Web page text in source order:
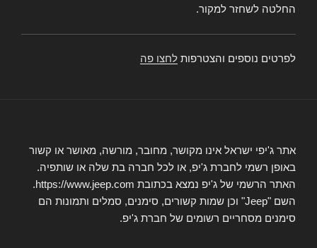
החלטה לשחזר למקור.
לפרטים נוספים והצטרפות לחצו פה
אתר ג'יפי ישראל אינו מקושר, מחובר, מורשה, מאושר או קשור
באופן רשמי לחברת ג'יפ, או לכל חברה בת שלה או שותפיה.
האתר הרשמי של ג'יפ נמצא בכתובת https://www.jeep.com.
השם "Jeep" וכן שמות קשורים, סימנים, סמלים ותמונות הם
סימנים מסחריים רשומים של חברת ג'יפ.